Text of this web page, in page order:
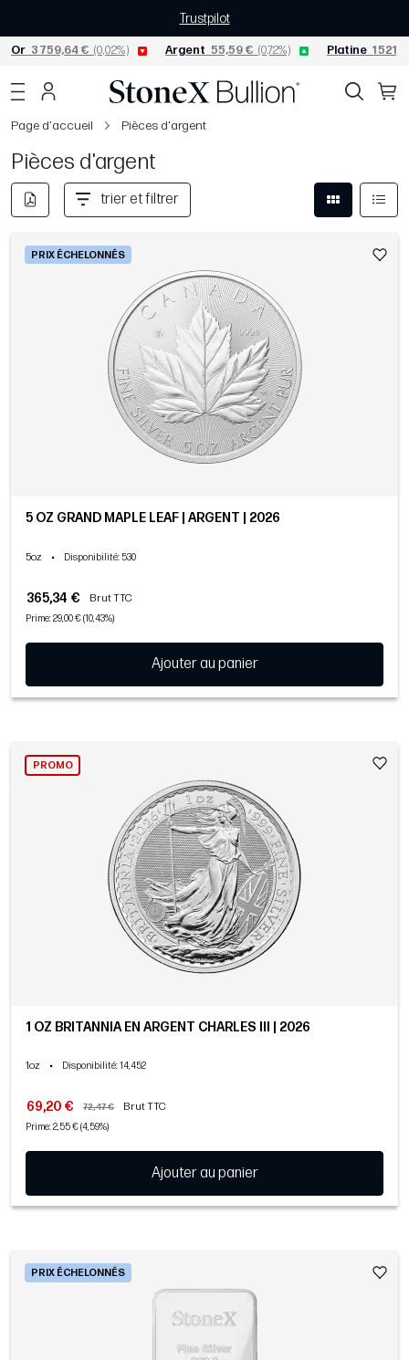
Trustpilot
Or 3 759,64 € (0,02%) Argent 55,59 € (0,72%) Platine 1
Page d'accueil Pièces d'argent
Pièces d'argent
trier et filtrer
PRIX ÉCHELONNÉS
5 OZ GRAND MAPLE LEAF | ARGENT | 2026
5oz • Disponibilité: 530
365,34 € Brut TTC
Prime: 29,00 € (10,43%)
Ajouter au panier
PROMO
1 OZ BRITANNIA EN ARGENT CHARLES III | 2026
1oz • Disponibilité: 14,452
69,20 € 72,47 € Brut TTC
Prime: 2,55 € (4,59%)
Ajouter au panier
PRIX ÉCHELONNÉS